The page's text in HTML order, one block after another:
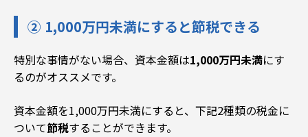
② 1,000万円未満にすると節税できる
特別な事情がない場合、 資本金額は1,000万円未満にす
るのがオススメです。
資本金額を1,000万円未満にすると、下記2種類の税金に
ついて節税することができます。